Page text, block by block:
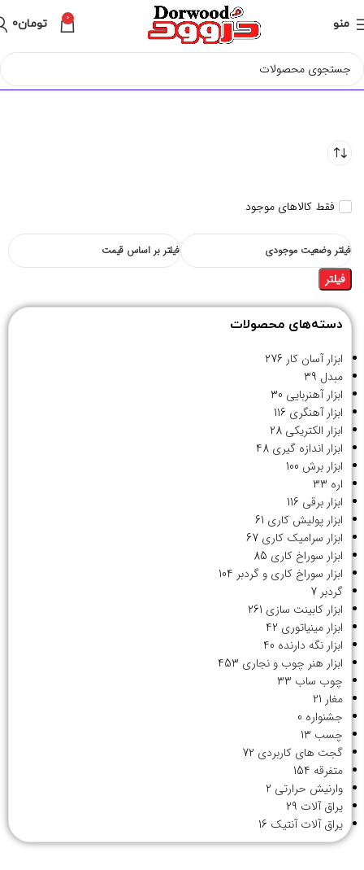
منو 0 تومان0
فقط کالاهای موجود
فیلتر وضعیت موجودی فیلتر بر اساس قیمت
فیلتر
دسته‌های محصولات
ابزار آسان کار 276
مبدل 39
ابزار آهنربایی 30
ابزار آهنگری 116
ابزار الکتریکی 28
ابزار اندازه گیری 48
ابزار برش 100
اره 33
ابزار برقی 116
ابزار پولیش کاری 61
ابزار سرامیک کاری 67
ابزار سوراخ کاری 85
ابزار سوراخ کاری و گردبر 104
گردبر 7
ابزار کابینت سازی 261
ابزار مینیاتوری 42
ابزار نگه دارنده 40
ابزار هنر چوب و نجاری 453
چوب ساب 33
مغار 21
جشنواره 0
چسب 13
گجت های کاربردی 72
متفرقه 154
وارنیش حرارتی 2
یراق آلات 29
یراق آلات آنتیک 16